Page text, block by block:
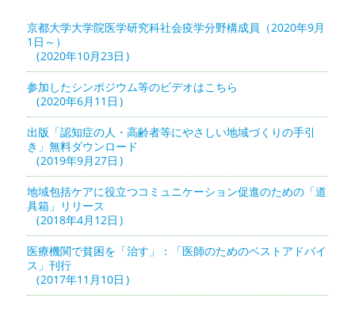
京都大学大学院医学研究科社会疫学分野構成員（2020年9月
1日～）
2020年10月23日
参加したシンポジウム等のビデオはこちら
2020年6月11日
出版「認知症の人・高齢者等にやさしい地域づくりの手引
き」無料ダウンロード
2019年9月27日
地域包括ケアに役立つコミュニケーション促進のための「道
具箱」リリース
2018年4月12日
医療機関で貧困を「治す」：「医師のためのベストアドバイ
ス」刊行
2017年11月10日